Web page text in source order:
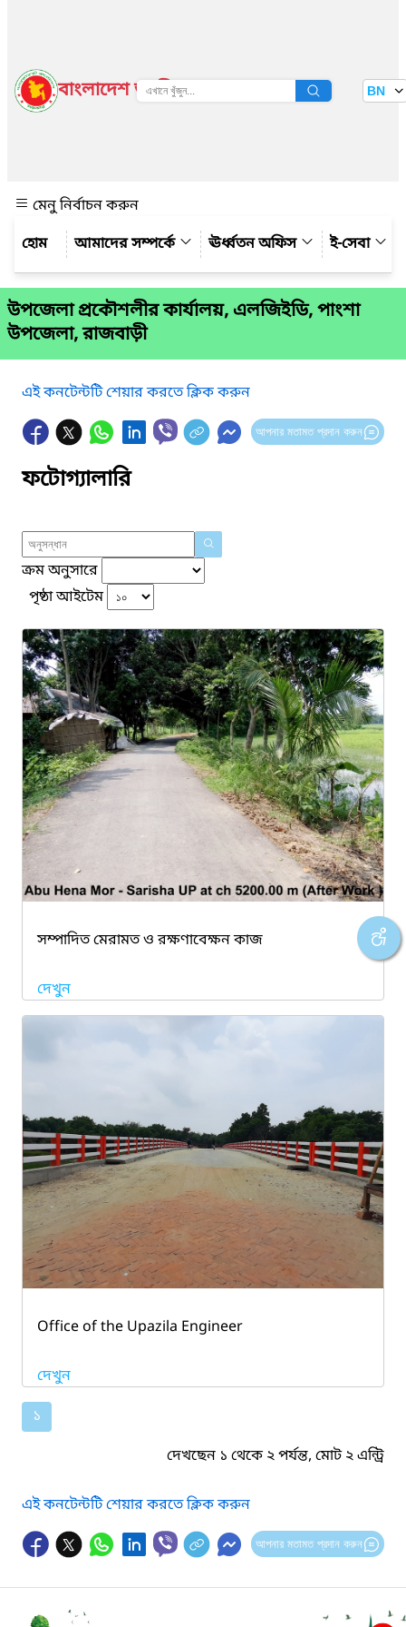
বাংলাদেশ জাতীয় তথ্য বাতায়ন BN
মেনু নির্বাচন করুন
আমাদের সম্পর্কে
ঊর্ধ্বতন অফিস ই-সেবা
উপজেলা প্রকৌশলীর কার্যালয়, এলজিইডি, পাংশা
উপজেলা, রাজবাড়ী
এই কনটেন্টটি শেয়ার করতে ক্লিক করুন
আপনার মতামত প্রদান করুন
ফটোগ্যালারি
ক্রম অনুসারে
পৃষ্ঠা আইটেম
সম্পাদিত মেরামত ও রক্ষণাবেক্ষন কাজ
দেখুন
Office of the Upazila Engineer
দেখুন
১
দেখছেন ১ থেকে ২ পর্যন্ত, মোট ২ এন্ট্রি
এই কনটেন্টটি শেয়ার করতে ক্লিক করুন
আপনার মতামত প্রদান করুন